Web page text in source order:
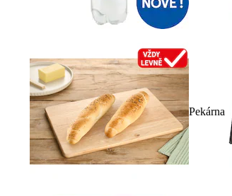
Pekárna